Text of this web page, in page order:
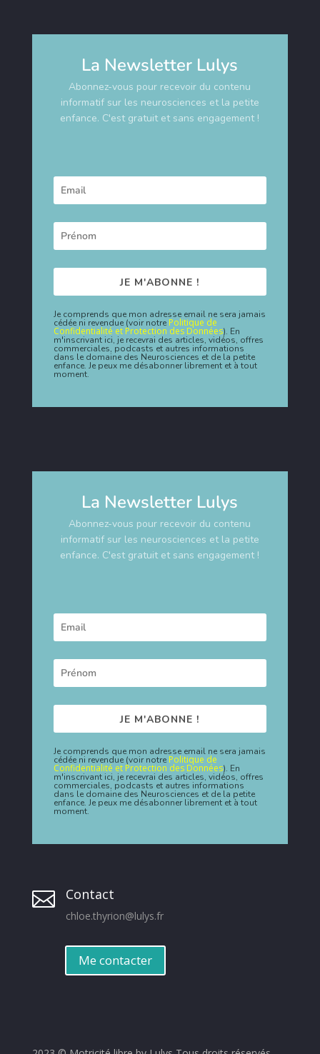
La Newsletter Lulys
Abonnez-vous pour recevoir du contenu
informatif sur les neurosciences et la petite
enfance. C'est gratuit et sans engagement !
JE M'ABONNE !
Je comprends que mon adresse email ne sera jamais
cédée ni revendue (voir notre Politique de
Confidentialité et Protection des Données). En
m'inscrivant ici, je recevrai des articles, vidéos, offres
commerciales, podcasts et autres informations
dans le domaine des Neurosciences et de la petite
enfance. Je peux me désabonner librement et à tout
moment.
La Newsletter Lulys
Abonnez-vous pour recevoir du contenu
informatif sur les neurosciences et la petite
enfance. C'est gratuit et sans engagement !
JE M'ABONNE !
Je comprends que mon adresse email ne sera jamais
cédée ni revendue (voir notre Politique de
Confidentialité et Protection des Données). En
m'inscrivant ici, je recevrai des articles, vidéos, offres
commerciales, podcasts et autres informations
dans le domaine des Neurosciences et de la petite
enfance. Je peux me désabonner librement et à tout
moment.
 Contact
chloe.thyrion@lulys.fr
Me contacter